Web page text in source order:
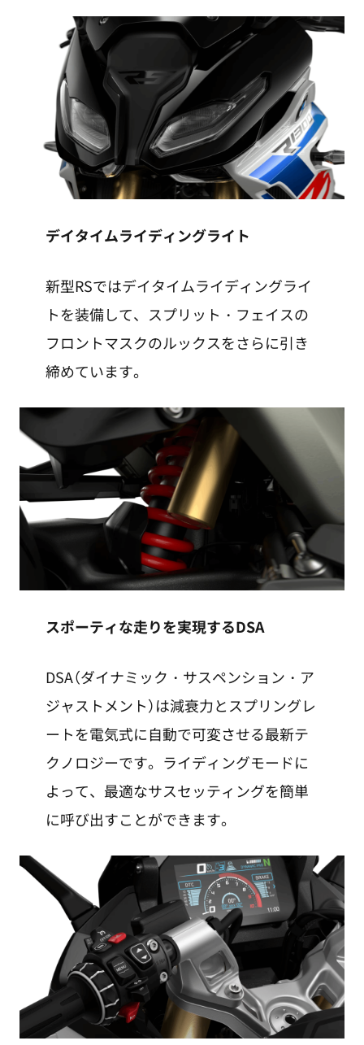
デイタイムライディングライト
新型RSではデイタイムライディングライ
トを装備して、スプリット・フェイスの
フロントマスクのルックスをさらに引き
締めています。
スポーティな走りを実現するDSA
DSA（ダイナミック・サスペンション・ア
ジャストメント）は減衰力とスプリングレ
ートを電気式に自動で可変させる最新テ
クノロジーです。ライディングモードに
よって、最適なサスセッティングを簡単
に呼び出すことができます。